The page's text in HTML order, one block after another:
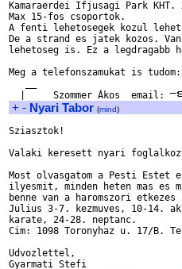
Kamaraerdei Ifjusagi Park
Max 15-fos csoportok.
A fenti lehetosegek kozul
De a strand es jatek kozos.
lehetoseg is. Ez a legdragabb
Meg a telefonszamukat is
  |     Szommer Ákos  email:
+ - Nyari Tabor (mind)
Sziasztok!
Valaki keresett nyari
Most olvasgatom a Pesti Estet
ilyesmit, minden heten mas es
benne van a haromszori
Julius 3-7. kezmuves, 10-14.
karate, 24-28. neptanc.
Cim: 1098 Toronyhaz u. 17/B.
Udvozlettel,